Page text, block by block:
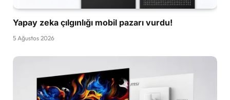
Yapay zeka çılgınlığı mobil pazarı vurdu!
5 Ağustos 2026